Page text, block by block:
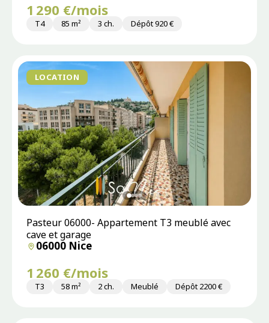
1 290 €/mois
T4 85 m² 3 ch. Dépôt 920 €
LOCATION
Pasteur 06000- Appartement T3 meublé avec
cave et garage
06000 Nice
1 260 €/mois
T3 58 m² 2 ch. Meublé Dépôt 2200 €